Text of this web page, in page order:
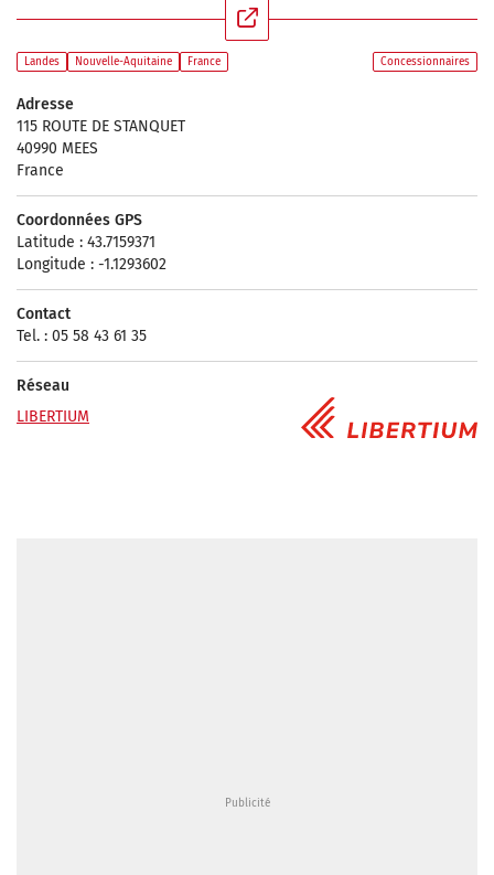
Landes Nouvelle-Aquitaine France Concessionnaires
Adresse
115 ROUTE DE STANQUET
40990 MEES
France
Coordonnées GPS
Latitude : 43.7159371
Longitude : -1.1293602
Contact
Tel. : 05 58 43 61 35
Réseau
LIBERTIUM